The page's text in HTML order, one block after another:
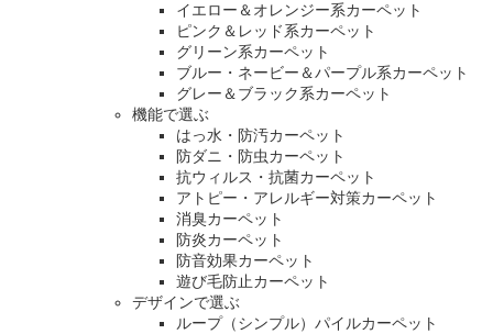
イエロー＆オレンジー系カーペット
ピンク＆レッド系カーペット
グリーン系カーペット
ブルー・ネービー＆パープル系カーペット
グレー＆ブラック系カーペット
機能で選ぶ
はっ水・防汚カーペット
防ダニ・防虫カーペット
抗ウィルス・抗菌カーペット
アトピー・アレルギー対策カーペット
消臭カーペット
防炎カーペット
防音効果カーペット
遊び毛防止カーペット
デザインで選ぶ
ループ（シンプル）パイルカーペット